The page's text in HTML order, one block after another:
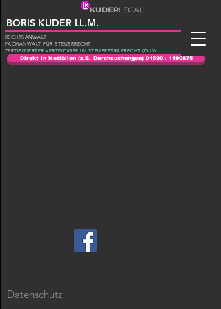
BORIS KUDER LL.M.
RECHTSANWALT
FACHANWALT FÜR STEUERRECHT
ZERTIFIZIERTER VERTEIDIGER IM STEUERSTRAFRECHT (DUV)
Direkt in Notfällen (z.B. Durchsuchungen) 01590 / 1190875
Datenschutz